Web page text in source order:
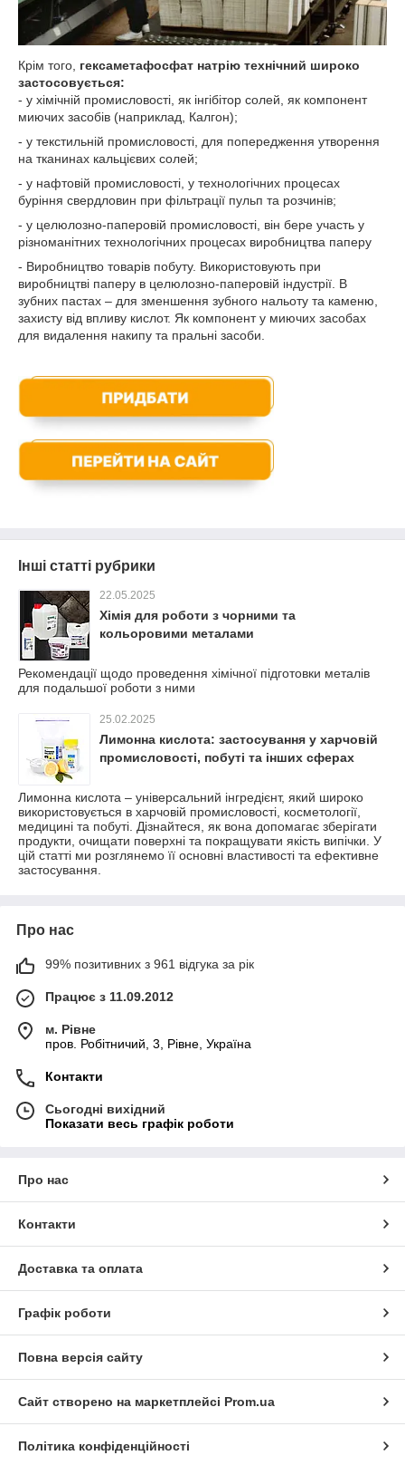
Крім того, гексаметафосфат натрію технічний широко
застосовується:
- у хімічній промисловості, як інгібітор солей, як компонент
миючих засобів (наприклад, Калгон);
- у текстильній промисловості, для попередження утворення
на тканинах кальцієвих солей;
- у нафтовій промисловості, у технологічних процесах
буріння свердловин при фільтрації пульп та розчинів;
- у целюлозно-паперовій промисловості, він бере участь у
різноманітних технологічних процесах виробництва паперу
- Виробництво товарів побуту. Використовують при
виробництві паперу в целюлозно-паперовій індустрії. В
зубних пастах – для зменшення зубного нальоту та каменю,
захисту від впливу кислот. Як компонент у миючих засобах
для видалення накипу та пральні засоби.
Інші статті рубрики
22.05.2025
Хімія для роботи з чорними та
кольоровими металами
Рекомендації щодо проведення хімічної підготовки металів
для подальшої роботи з ними
25.02.2025
Лимонна кислота: застосування у харчовій
промисловості, побуті та інших сферах
Лимонна кислота – універсальний інгредієнт, який широко
використовується в харчовій промисловості, косметології,
медицині та побуті. Дізнайтеся, як вона допомагає зберігати
продукти, очищати поверхні та покращувати якість випічки. У
цій статті ми розглянемо її основні властивості та ефективне
застосування.
Про нас
99% позитивних з 961 відгука за рік
Працює з 11.09.2012
м. Рівне
пров. Робітничий, 3, Рівне, Україна
Контакти
Сьогодні вихідний
Показати весь графік роботи
Про нас
Контакти
Доставка та оплата
Графік роботи
Повна версія сайту
Сайт створено на маркетплейсі Prom.ua
Політика конфіденційності